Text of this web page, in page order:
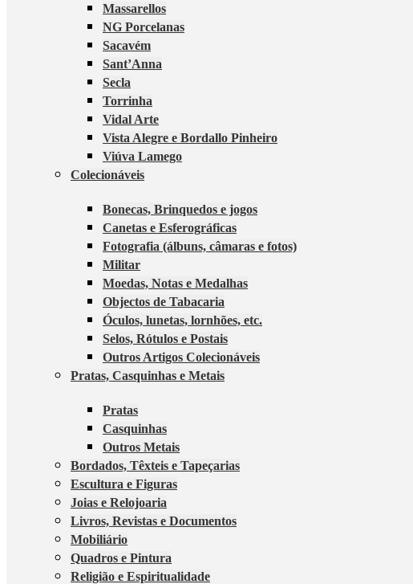
Massarellos
NG Porcelanas
Sacavém
Sant’Anna
Secla
Torrinha
Vidal Arte
Vista Alegre e Bordallo Pinheiro
Viúva Lamego
Colecionáveis
Bonecas, Brinquedos e jogos
Canetas e Esferográficas
Fotografia (álbuns, câmaras e fotos)
Militar
Moedas, Notas e Medalhas
Objectos de Tabacaria
Óculos, lunetas, lornhões, etc.
Selos, Rótulos e Postais
Outros Artigos Colecionáveis
Pratas, Casquinhas e Metais
Pratas
Casquinhas
Outros Metais
Bordados, Têxteis e Tapeçarias
Escultura e Figuras
Joias e Relojoaria
Livros, Revistas e Documentos
Mobiliário
Quadros e Pintura
Religião e Espiritualidade